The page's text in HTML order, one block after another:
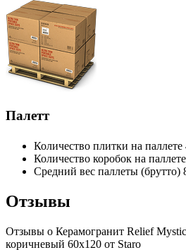
Палетт
Количество плитки на паллете
Количество коробок на паллете
Средний вес паллеты (брутто)
Отзывы
Отзывы о Керамогранит Relief
коричневый 60x120 от Staro